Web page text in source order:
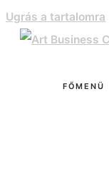
Ugrás a tartalomra
FŐMENÜ